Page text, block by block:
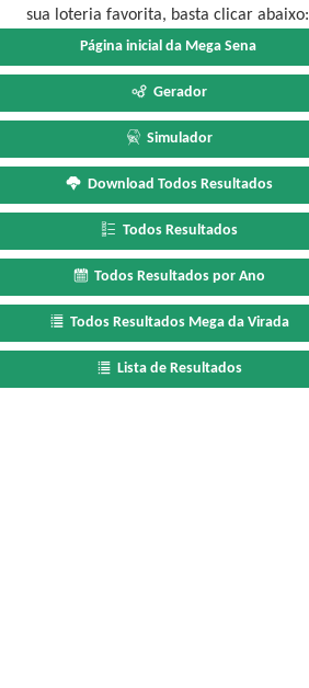
sua loteria favorita, basta clicar abaixo:
Página inicial da Mega Sena
Gerador
Simulador
Download Todos Resultados
Todos Resultados
Todos Resultados por Ano
Todos Resultados Mega da Virada
Lista de Resultados